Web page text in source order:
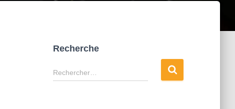
Recherche
R
e
Rechercher…